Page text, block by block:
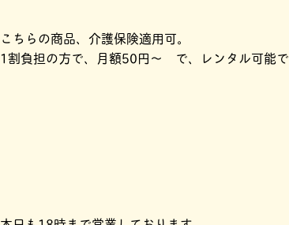
こちらの商品、介護保険適用可。
1割負担の方で、月額50円～ で、レンタル可能